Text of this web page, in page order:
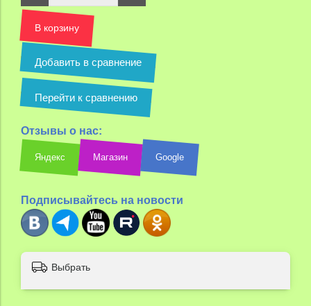
В корзину
Добавить в сравнение
Перейти к сравнению
Отзывы о нас:
Яндекс Магазин Google
Подписывайтесь на новости
Выбрать